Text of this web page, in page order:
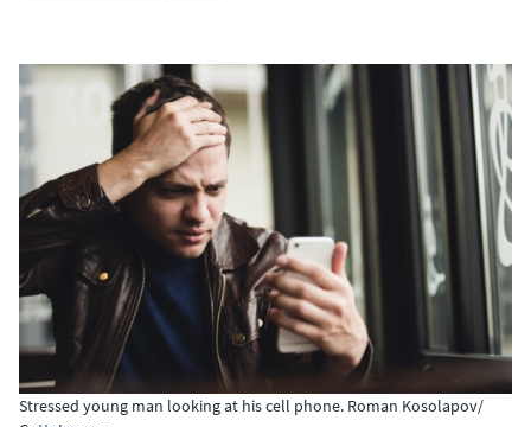
Stressed young man looking at his cell phone. Roman Kosolapov/